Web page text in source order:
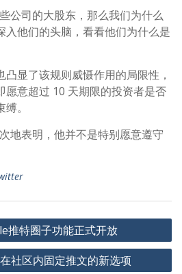
公司的大股东，那么我们为什么
入他们的头脑，看看他们为什么是
显了该规则威慑作用的局限性，
愿意超过 10 天期限的投资者是否
。
地表明，他并不是特别愿意遵守
推特圈子功能正式开放
社区内固定推文的新选项